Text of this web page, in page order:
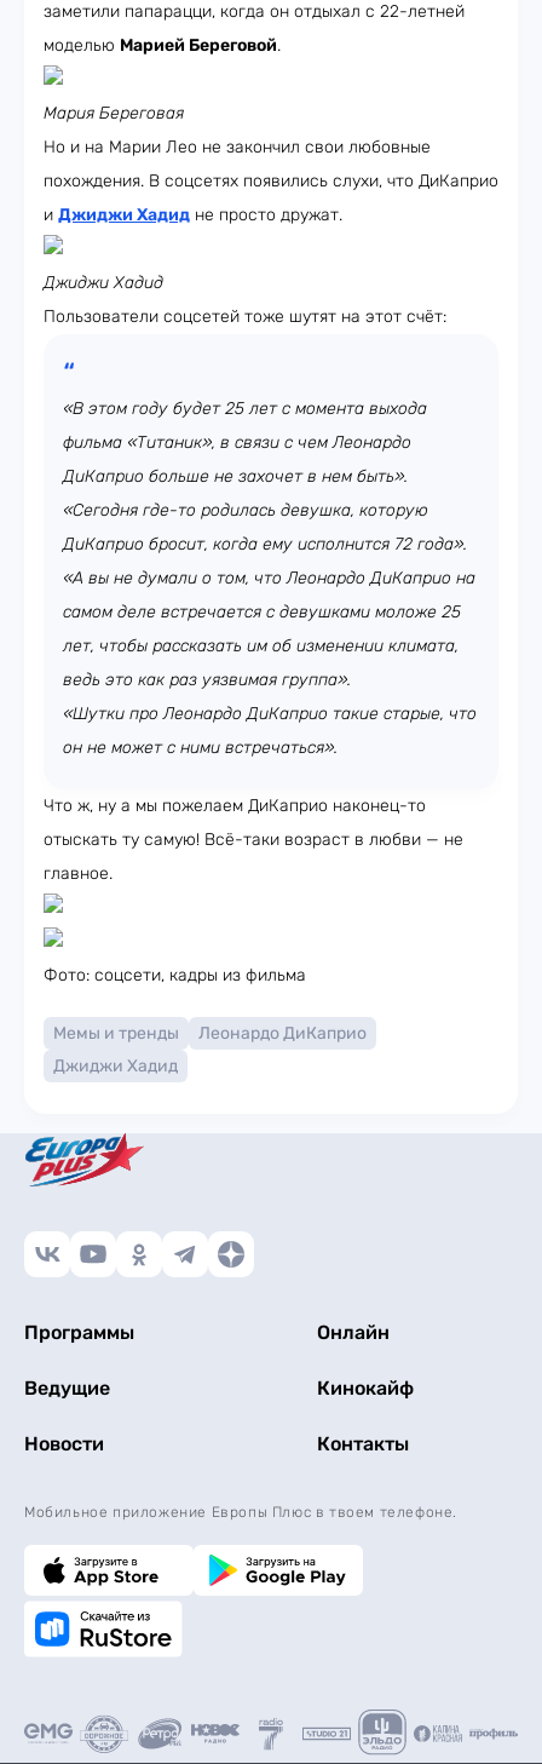
заметили папарацци, когда он отдыхал с 22-летней
моделью Марией Береговой.
Мария Береговая
Но и на Марии Лео не закончил свои любовные
похождения. В соцсетях появились слухи, что ДиКаприо
и Джиджи Хадид не просто дружат.
Джиджи Хадид
Пользователи соцсетей тоже шутят на этот счёт:
«В этом году будет 25 лет с момента выхода
фильма «Титаник», в связи с чем Леонардо
ДиКаприо больше не захочет в нем быть».
«Сегодня где-то родилась девушка, которую
ДиКаприо бросит, когда ему исполнится 72 года».
«А вы не думали о том, что Леонардо ДиКаприо на
самом деле встречается с девушками моложе 25
лет, чтобы рассказать им об изменении климата,
ведь это как раз уязвимая группа».
«Шутки про Леонардо ДиКаприо такие старые, что
он не может с ними встречаться».
Что ж, ну а мы пожелаем ДиКаприо наконец-то
отыскать ту самую! Всё-таки возраст в любви — не
главное.
Фото: соцсети, кадры из фильма
Мемы и тренды
Леонардо ДиКаприо
Джиджи Хадид
Программы Онлайн
Ведущие Кинокайф
Новости Контакты
Мобильное приложение Европы Плюс в твоем телефоне.